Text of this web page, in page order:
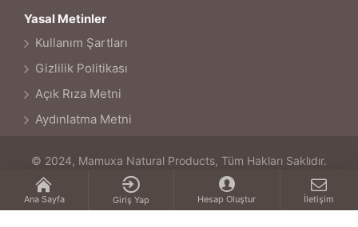
Yasal Metinler
Kullanım Şartları
Gizlilik Politikası
Açık Rıza Metni
Aydınlatma Metni
© 2024, Mamuxa Natural Products, Tüm Hakları Saklıdır.
Ana Sayfa Giriş Yap Hesap Oluştur İletişim